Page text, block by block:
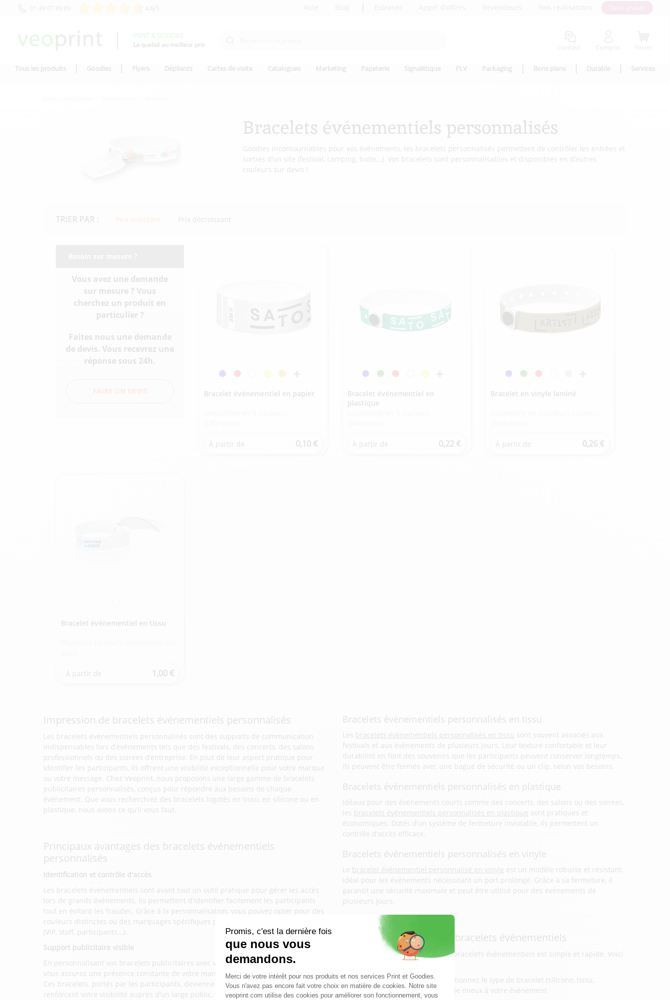
La qualité au meilleur prix
Tous les produits Goodies Flyers Dépliants Cartes de visite Catalogues Marketing Papeterie Signalétique PLV Packaging Bons plans Durable Services
Bracelets événementiels personnalisés
Goodies incontournables pour vos événements, les bracelets personnalisés permettent de contrôler les entrées et
sorties d’un site (festival, camping, boite…). Vos bracelets sont personnalisables et disponibles en d’autres
couleurs sur devis !
TRIER PAR : Prix croissant Prix décroissant
Vous avez une demande
sur mesure ? Vous
cherchez un produit en
particulier ?
Faites nous une demande
de devis. Vous recevrez une
réponse sous 24h.
FAIRE UN DEVIS Bracelet événementiel en papier
À partir de 0,10 €
Bracelet événementiel en
plastique
À partir de 0,22 €
Bracelet en vinyle laminé
À partir de 0,26 €
Bracelet événementiel en tissu
À partir de 1,00 €
Impression de bracelets événementiels personnalisés
Les bracelets événementiels personnalisés sont des supports de communication
indispensables lors d’événements tels que des festivals, des concerts, des salons
professionnels ou des soirées d’entreprise. En plus de leur aspect pratique pour
identifier les participants, ils offrent une visibilité exceptionnelle pour votre marque
ou votre message. Chez Veoprint, nous proposons une large gamme de bracelets
publicitaires personnalisés, conçus pour répondre aux besoins de chaque
événement. Que vous recherchiez des bracelets logotés en tissu, en silicone ou en
plastique, nous avons ce qu’il vous faut.
Principaux avantages des bracelets événementiels
personnalisés
Identification et contrôle d'accès
Les bracelets événementiels sont avant tout un outil pratique pour gérer les accès
lors de grands événements. Ils permettent d'identifier facilement les participants
tout en évitant les fraudes. Grâce à la personnalisation, vous pouvez opter pour des
couleurs distinctes ou des marquages spécifiques pour différencier les types d’accès
(VIP, staff, participants…).
Support publicitaire visible
En personnalisant vos bracelets publicitaires avec votre logo, slogan ou message,
vous assurez une présence constante de votre marque tout au long de l’événement.
Ces bracelets, portés par les participants, deviennent ainsi des supports mobiles qui
renforcent votre visibilité auprès d’un large public.
Bracelets événementiels personnalisés en tissu
Les bracelets événementiels personnalisés en tissu sont souvent associés aux
festivals et aux événements de plusieurs jours. Leur texture confortable et leur
durabilité en font des souvenirs que les participants peuvent conserver longtemps.
Ils peuvent être fermés avec une bague de sécurité ou un clip, selon vos besoins.
Bracelets événementiels personnalisés en plastique
Idéaux pour des événements courts comme des concerts, des salons ou des soirées,
les bracelets événementiels personnalisés en plastique sont pratiques et
économiques. Dotés d’un système de fermeture inviolable, ils permettent un
contrôle d'accès efficace.
Bracelets événementiels personnalisés en vinyle
Le bracelet événementiel personnalisé en vinyle est un modèle robuste et résistant,
idéal pour les événements nécessitant un port prolongé. Grâce à sa fermeture, il
garantit une sécurité maximale et peut être utilisé pour des événements de
plusieurs jours.
Personnalisation de vos bracelets événementiels
Avec Veoprint, personnaliser vos bracelets événementiels est simple et rapide. Voici
1) Choisissez votre modèle : Sélectionnez le type de bracelet (silicone, tissu,
plastique, vinyle) qui correspond le mieux à votre événement.